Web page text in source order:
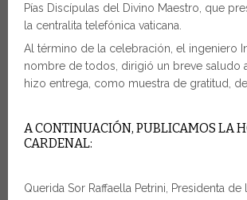
Pías Discípulas del Divino Maestro, que
la centralita telefónica vaticana.
Al término de la celebración, el ingeniero
nombre de todos, dirigió un breve saludo
hizo entrega, como muestra de gratitud,
A CONTINUACIÓN, PUBLICAMOS LA
CARDENAL:
Querida Sor Raffaella Petrini, Presidenta de